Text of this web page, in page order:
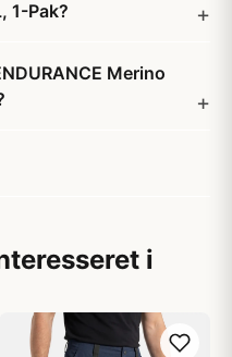
1-Pak?
Merino
i